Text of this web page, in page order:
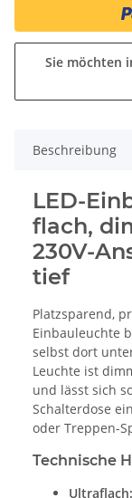
Sie möchten
Beschreibung
LED-
flach,
230V-
tief
Platzsparend,
Einbauleuchte
selbst dort
Leuchte ist
und lässt sich
Schalterdose
oder Treppen-
Technische
Ultraflach: